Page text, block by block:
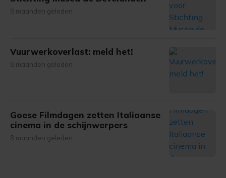
8 maanden geleden
Vuurwerkoverlast: meld het!
8 maanden geleden
Goese Filmdagen zetten Italiaanse
cinema in de schijnwerpers
8 maanden geleden